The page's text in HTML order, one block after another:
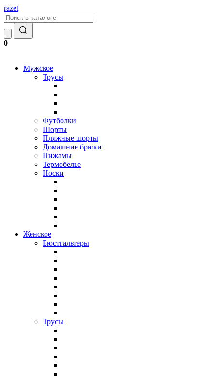
razet
0
Мужское
Трусы
Футболки
Шорты
Пляжные шорты
Домашние брюки
Пижамы
Термобелье
Носки
Женское
Бюстгальтеры
Трусы